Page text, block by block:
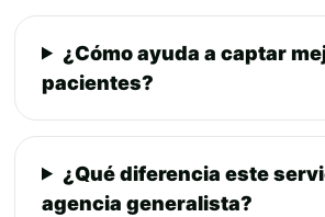
¿Cómo ayuda a captar
pacientes?
¿Qué diferencia este
agencia generalista?